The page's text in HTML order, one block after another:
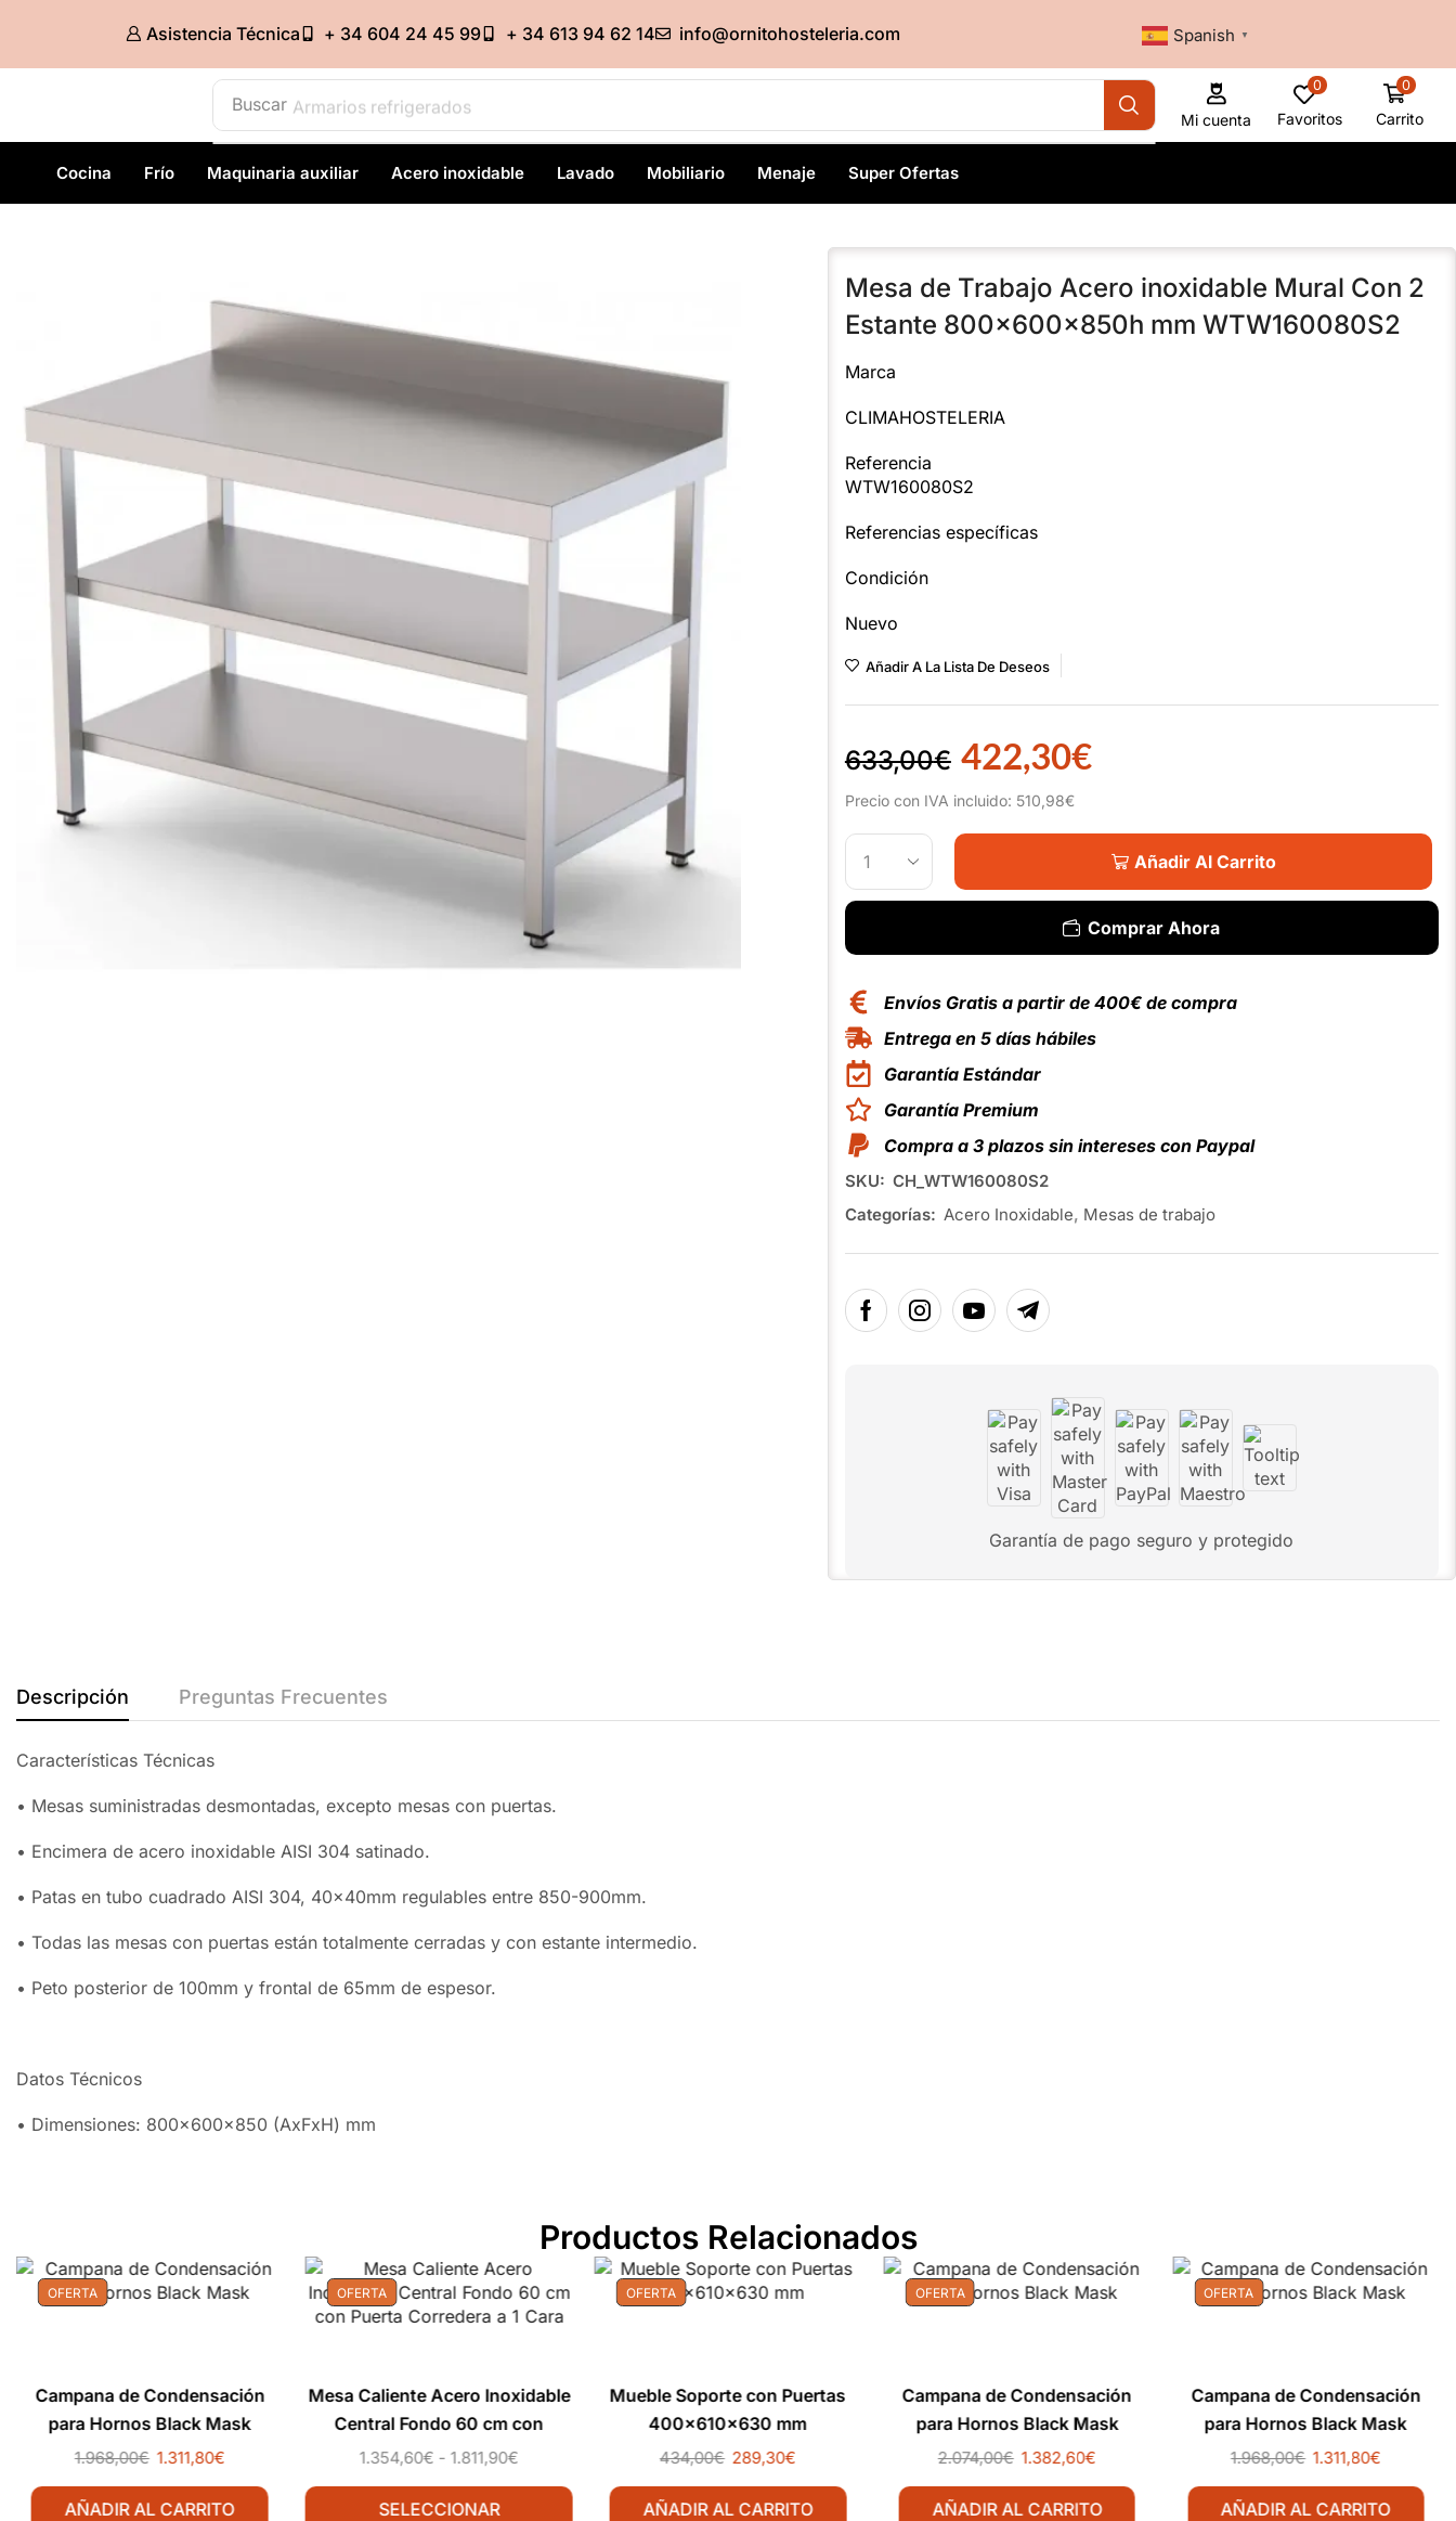
Asistencia Técnica + 34 604 24 45 99 + 34 613 94 62 14 info@ornitohosteleria.com Spanish ▼
Buscar Armarios refrigerados
Mi cuenta
0
Favoritos
0
Carrito
Cocina Frío Maquinaria auxiliar Acero inoxidable Lavado Mobiliario Menaje Super Ofertas
Mesa de Trabajo Acero inoxidable Mural Con 2
Estante 800x600x850h mm WTW160080S2
Marca
CLIMAHOSTELERIA
Referencia
WTW160080S2
Referencias específicas
Condición
Nuevo
Añadir A La Lista De Deseos
633,00€ 422,30€
Precio con IVA incluido: 510,98€
Añadir Al Carrito
Comprar Ahora
Envíos Gratis a partir de 400€ de compra
Entrega en 5 días hábiles
Garantía Estándar
Garantía Premium
Compra a 3 plazos sin intereses con Paypal
SKU: CH_WTW160080S2
Categorías: Acero Inoxidable, Mesas de trabajo
Garantía de pago seguro y protegido
Descripción Preguntas Frecuentes
Características Técnicas
• Mesas suministradas desmontadas, excepto mesas con puertas.
• Encimera de acero inoxidable AISI 304 satinado.
• Patas en tubo cuadrado AISI 304, 40x40mm regulables entre 850-900mm.
• Todas las mesas con puertas están totalmente cerradas y con estante intermedio.
• Peto posterior de 100mm y frontal de 65mm de espesor.
Datos Técnicos
• Dimensiones: 800x600x850 (AxFxH) mm
Productos Relacionados
OFERTA
Campana de Condensación
para Hornos Black Mask
1.968,00€ 1.311,80€
AÑADIR AL CARRITO
OFERTA
Mesa Caliente Acero Inoxidable
Central Fondo 60 cm con
Puerta Corredera a 1 Cara
1.354,60€ - 1.811,90€
SELECCIONAR
OFERTA
Mueble Soporte con Puertas
400x610x630 mm
434,00€ 289,30€
AÑADIR AL CARRITO
OFERTA
Campana de Condensación
para Hornos Black Mask
2.074,00€ 1.382,60€
AÑADIR AL CARRITO
OFERTA
Campana de Condensación
para Hornos Black Mask
1.968,00€ 1.311,80€
AÑADIR AL CARRITO